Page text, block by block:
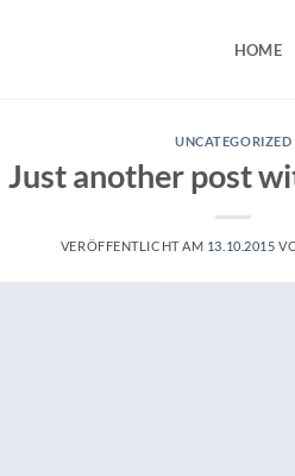
HOME
UNCATEGORIZED
Just another post
VERÖFFENTLICHT AM 13.10.2015